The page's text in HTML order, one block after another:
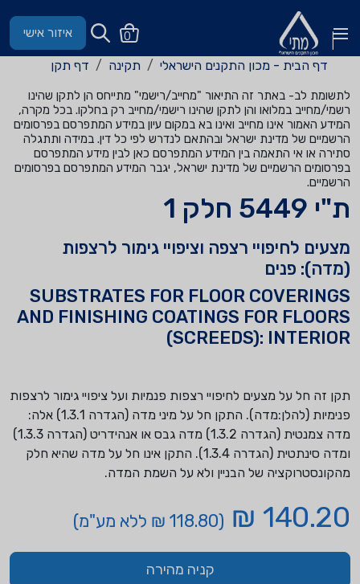
0 איזור אישי
דף הבית - מכון התקנים הישראלי תקינה דף תקן
לתשומת לב- באתר זה התיאור "מחייב/רישמי" מתייחס הן לתקן שהינו
רשמי/מחייב במלואו והן לתקן שהינו רישמי/מחייב רק בחלקו. בכל מקרה,
המידע האמור אינו מחייב ואינו בא במקום עיון במידע המתפרסם בפרסומים
הרשמיים של מדינת ישראל ובהתאם לנדרש לפי כל דין. במידה ותתגלה
סתירה או אי התאמה בין המידע המתפרסם כאן לבין מידע המתפרסם
בפרסומים הרשמיים של מדינת ישראל, יגבר המידע המתפרסם בפרסומים
הרשמיים.
ת"י 5449 חלק 1
מצעים לחיפויי רצפה וציפויי גימור לרצפות
(מדה): פנים
SUBSTRATES FOR FLOOR COVERINGS
AND FINISHING COATINGS FOR FLOORS
(SCREEDS): INTERIOR
תקן זה חל על מצעים לחיפויי רצפות פנמיות ועל ציפויי גימור לרצפות
פנימיות (להלן:מדה). התקן חל על מיני מדה (הגדרה 1.3.1) אלה:
מדה צמנטית (הגדרה 1.3.2) מדה גבס או אנהידריט (הגדרה 1.3.3)
ומדה סינתטית (הגדרה 1.3.4). התקן אינו חל על מדה שהיא חלק
מהקונסטרוקציה של הבניין ולא על השמת המדה.
140.20 ₪ (118.80 ₪ ללא מע"מ)
קניה מהירה